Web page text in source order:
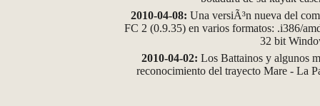
2010-04-08: Una versiÃ³n nueva del
FC 2 (0.9.35) en varios formatos: .i386/
32 bit
2010-04-02: Los Battainos y algunos
reconocimiento del trayecto Mare - La